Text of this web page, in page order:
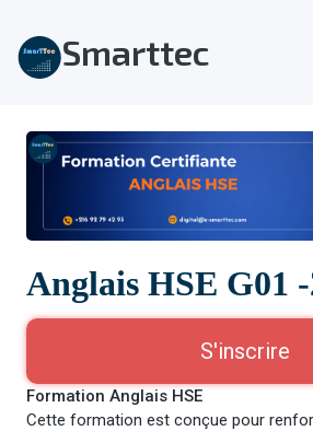
Smarttec
Anglais HSE G01
S'inscrire
Formation Anglais HSE
Cette formation est conçue pour